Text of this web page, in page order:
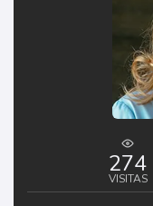
274
VISITAS